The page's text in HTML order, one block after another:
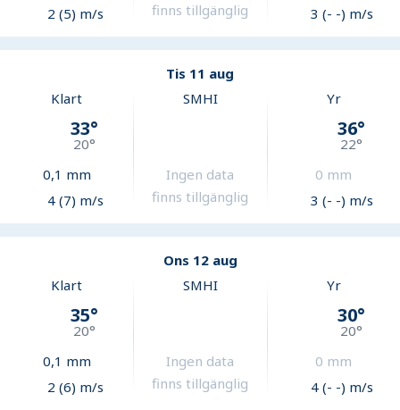
2 (5) m/s
finns tillgänglig
3 (- -) m/s
Tis 11 aug
Klart
33°
20°
0,1 mm
4 (7) m/s
SMHI
Ingen data
finns tillgänglig
Yr
36°
22°
0 mm
3 (- -) m/s
Ons 12 aug
Klart
35°
20°
0,1 mm
2 (6) m/s
SMHI
Ingen data
finns tillgänglig
Yr
30°
20°
0 mm
4 (- -) m/s